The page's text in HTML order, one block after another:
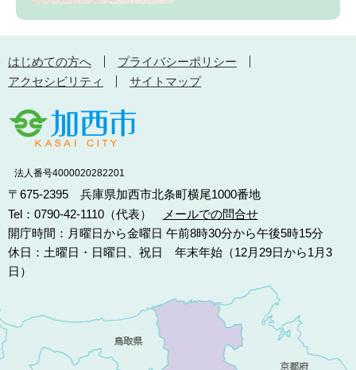
はじめての方へ
プライバシーポリシー
アクセシビリティ
サイトマップ
法人番号4000020282201
〒675-2395 兵庫県加西市北条町横尾1000番地
Tel：0790-42-1110（代表）
メールでの問合せ
開庁時間：月曜日から金曜日 午前8時30分から午後5時15分
休日：土曜日・日曜日、祝日 年末年始（12月29日から1月3
日）